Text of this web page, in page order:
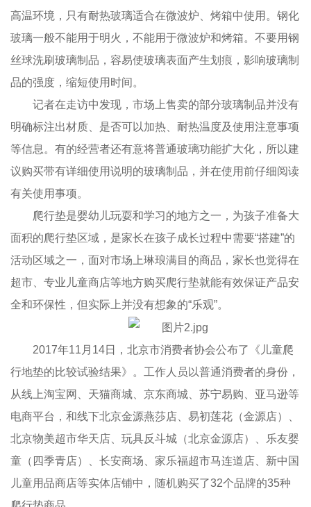
高温环境，只有耐热玻璃适合在微波炉、烤箱中使用。钢化
玻璃一般不能用于明火，不能用于微波炉和烤箱。不要用钢
丝球洗刷玻璃制品，容易使玻璃表面产生划痕，影响玻璃制
品的强度，缩短使用时间。
记者在走访中发现，市场上售卖的部分玻璃制品并没有
明确标注出材质、是否可以加热、耐热温度及使用注意事项
等信息。有的经营者还有意将普通玻璃功能扩大化，所以建
议购买带有详细使用说明的玻璃制品，并在使用前仔细阅读
有关使用事项。
爬行垫是婴幼儿玩耍和学习的地方之一，为孩子准备大
面积的爬行垫区域，是家长在孩子成长过程中需要“搭建”的
活动区域之一，面对市场上琳琅满目的商品，家长也觉得在
超市、专业儿童商店等地方购买爬行垫就能有效保证产品安
全和环保性，但实际上并没有想象的“乐观”。
2017年11月14日，北京市消费者协会公布了《儿童爬
行地垫的比较试验结果》。工作人员以普通消费者的身份，
从线上淘宝网、天猫商城、京东商城、苏宁易购、亚马逊等
电商平台，和线下北京金源燕莎店、易初莲花（金源店）、
北京物美超市华天店、玩具反斗城（北京金源店）、乐友婴
童（四季青店）、长安商场、家乐福超市马连道店、新中国
儿童用品商店等实体店铺中，随机购买了32个品牌的35种